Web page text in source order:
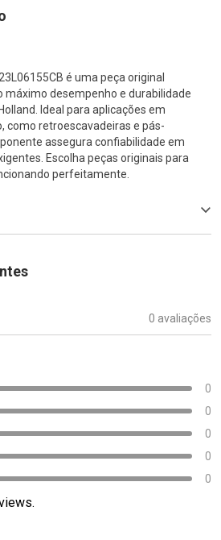
é uma peça original
máximo desempenho e durabilidade
Ideal para aplicações em
como retroescavadeiras e pás-
assegura confiabilidade em
Escolha peças originais para
perfeitamente.
0 avaliações
0
0
0
0
0